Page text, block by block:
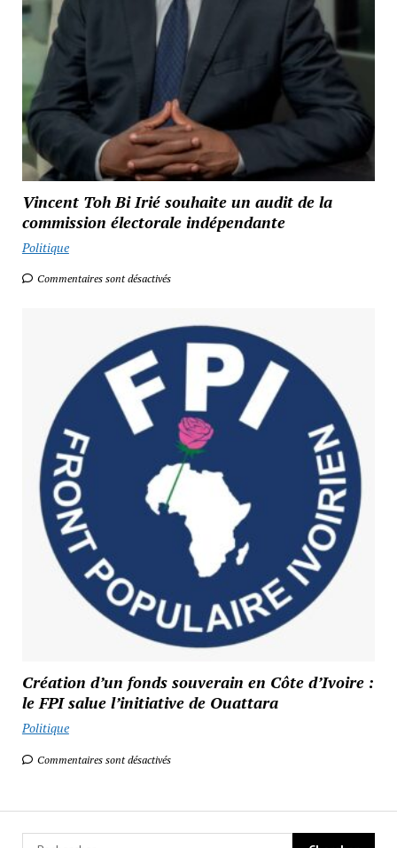
Vincent Toh Bi Irié souhaite un audit de la
commission électorale indépendante
Politique
Commentaires sont désactivés
Création d’un fonds souverain en Côte d’Ivoire :
le FPI salue l’initiative de Ouattara
Politique
Commentaires sont désactivés